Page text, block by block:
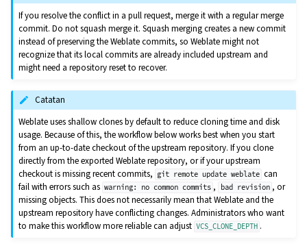
If you resolve the conflict in a pull request, merge it with a regular merge
commit. Do not squash merge it. Squash merging creates a new commit
instead of preserving the Weblate commits, so Weblate might not
recognize that its local commits are already included upstream and
might need a repository reset to recover.
Catatan
Weblate uses shallow clones by default to reduce cloning time and disk
usage. Because of this, the workflow below works best when you start
from an up-to-date checkout of the upstream repository. If you clone
directly from the exported Weblate repository, or if your upstream
checkout is missing recent commits,
git remote update weblate can
fail with errors such as warning: no common commits , bad revision , or
missing objects. This does not necessarily mean that Weblate and the
upstream repository have conflicting changes. Administrators who want
to make this workflow more reliable can adjust VCS_CLONE_DEPTH .